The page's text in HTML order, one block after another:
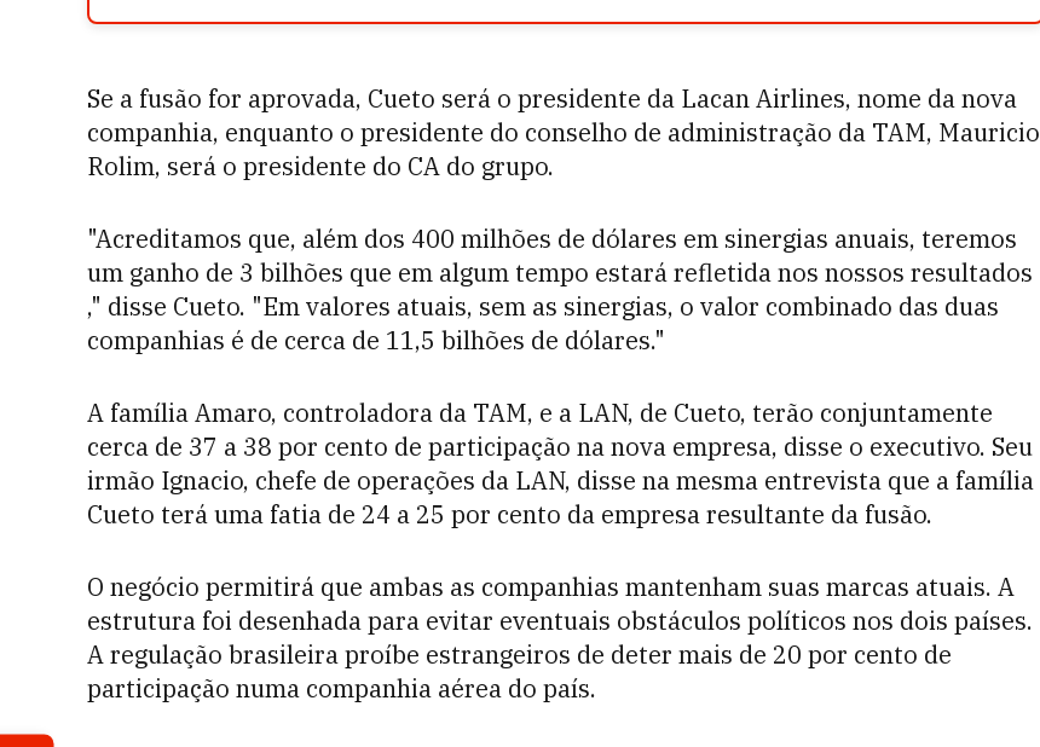
Se a fusão for aprovada, Cueto será o presidente da Lacan Airlines, nome da nova
companhia, enquanto o presidente do conselho de administração da TAM, Mauricio
Rolim, será o presidente do CA do grupo.
"Acreditamos que, além dos 400 milhões de dólares em sinergias anuais, teremos
um ganho de 3 bilhões que em algum tempo estará refletida nos nossos resultados
," disse Cueto. "Em valores atuais, sem as sinergias, o valor combinado das duas
companhias é de cerca de 11,5 bilhões de dólares."
A família Amaro, controladora da TAM, e a LAN, de Cueto, terão conjuntamente
cerca de 37 a 38 por cento de participação na nova empresa, disse o executivo. Seu
irmão Ignacio, chefe de operações da LAN, disse na mesma entrevista que a família
Cueto terá uma fatia de 24 a 25 por cento da empresa resultante da fusão.
O negócio permitirá que ambas as companhias mantenham suas marcas atuais. A
estrutura foi desenhada para evitar eventuais obstáculos políticos nos dois países.
A regulação brasileira proíbe estrangeiros de deter mais de 20 por cento de
participação numa companhia aérea do país.